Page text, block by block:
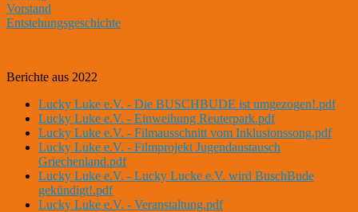
Vorstand
Entstehungsgeschichte
Berichte aus 2022
Lucky Luke e.V. - Die BUSCHBUDE ist umgezogen!.pdf
Lucky Luke e.V. - Einweihung Reuterpark.pdf
Lucky Luke e.V. - Filmausschnitt vom Inklusionssong.pdf
Lucky Luke e.V. - Filmprojekt Jugendaustausch
Griechenland.pdf
Lucky Luke e.V. - Lucky Lucke e.V. wird BuschBude
gekündigt!.pdf
Lucky Luke e.V. - Veranstaltung.pdf